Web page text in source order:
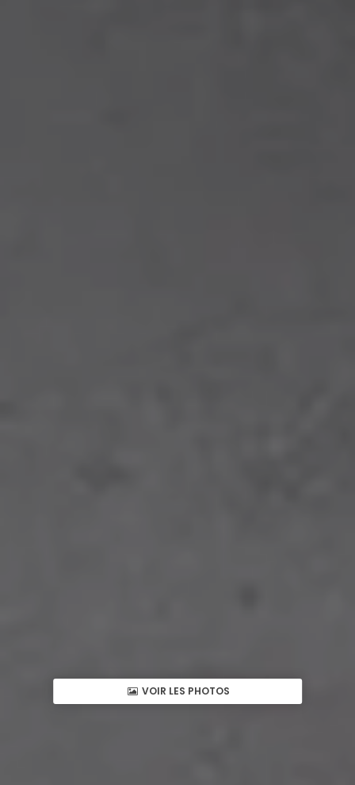
VOIR LES PHOTOS